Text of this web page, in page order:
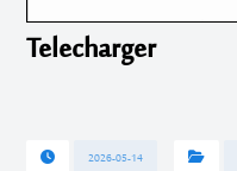
Telecharger
2026-05-14